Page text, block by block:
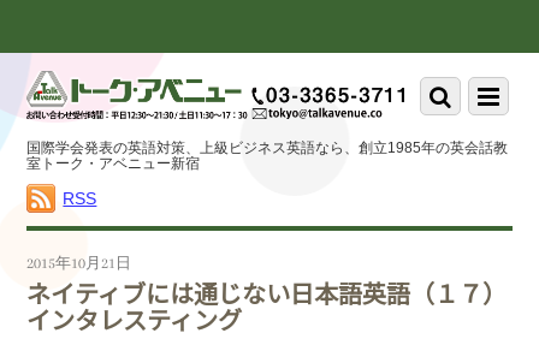
down
content
国際学会発表の英語対策、上級ビジネス英語なら、創立1985年の英会話教
室トーク・アベニュー新宿
RSS
Menu
Scroll
down
to
2015年10月21日
ネイティブには通じない日本語英語（１７）
インタレスティング